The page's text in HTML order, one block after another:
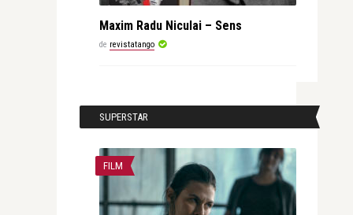
Maxim Radu Niculai – Sens
de revistatango
SUPERSTAR
FILM